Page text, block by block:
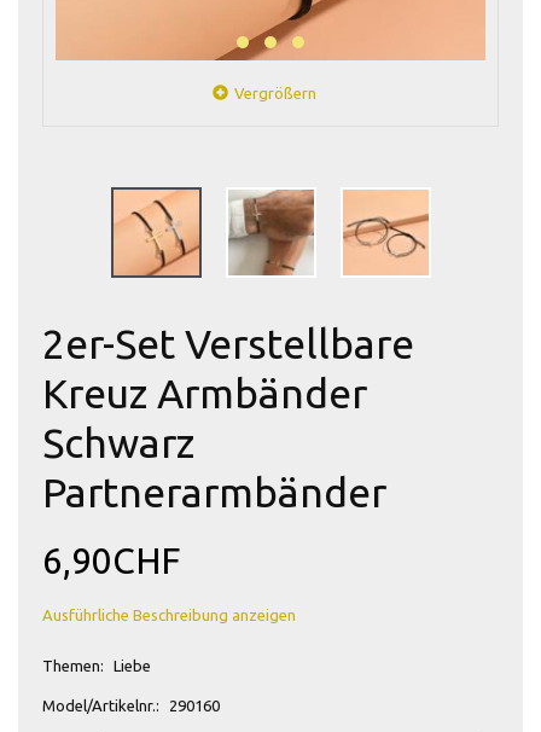
Vergrößern
2er-Set Verstellbare
Kreuz Armbänder
Schwarz
Partnerarmbänder
6,90CHF
Ausführliche Beschreibung anzeigen
Themen: Liebe
Model/Artikelnr.: 290160